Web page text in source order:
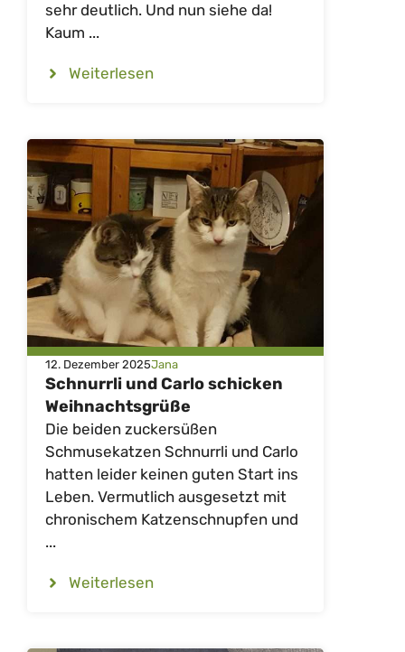
sehr deutlich. Und nun siehe da!
Kaum ...
Weiterlesen
12. Dezember 2025Jana
Schnurrli und Carlo schicken
Weihnachtsgrüße
Die beiden zuckersüßen
Schmusekatzen Schnurrli und Carlo
hatten leider keinen guten Start ins
Leben. Vermutlich ausgesetzt mit
chronischem Katzenschnupfen und
...
Weiterlesen